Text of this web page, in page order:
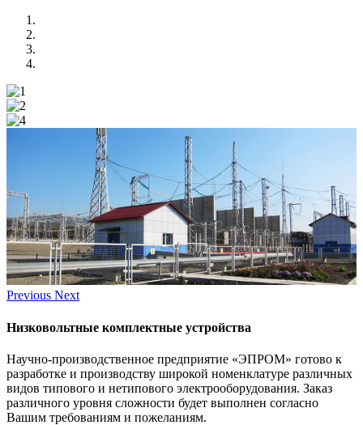
Previous Next
Низковольтные комплектные устройства
Научно-производственное предприятие «ЭПРОМ» готово к
разработке и производству широкой номенклатуре различных
видов типового и нетипового электрооборудования. Заказ
различного уровня сложности будет выполнен согласно
Вашим требованиям и пожеланиям.